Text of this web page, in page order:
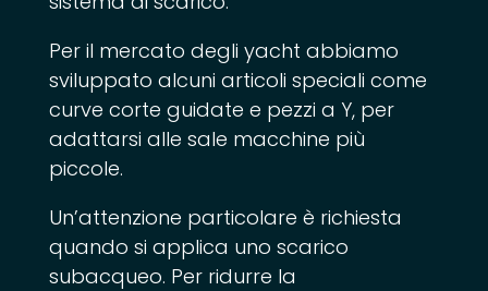
Per il mercato degli yacht abbiamo
sviluppato alcuni articoli speciali come
curve corte guidate e pezzi a Y, per
adattarsi alle sale macchine più
piccole.
Un’attenzione particolare è richiesta
quando si applica uno scarico
subacqueo. Per ridurre la